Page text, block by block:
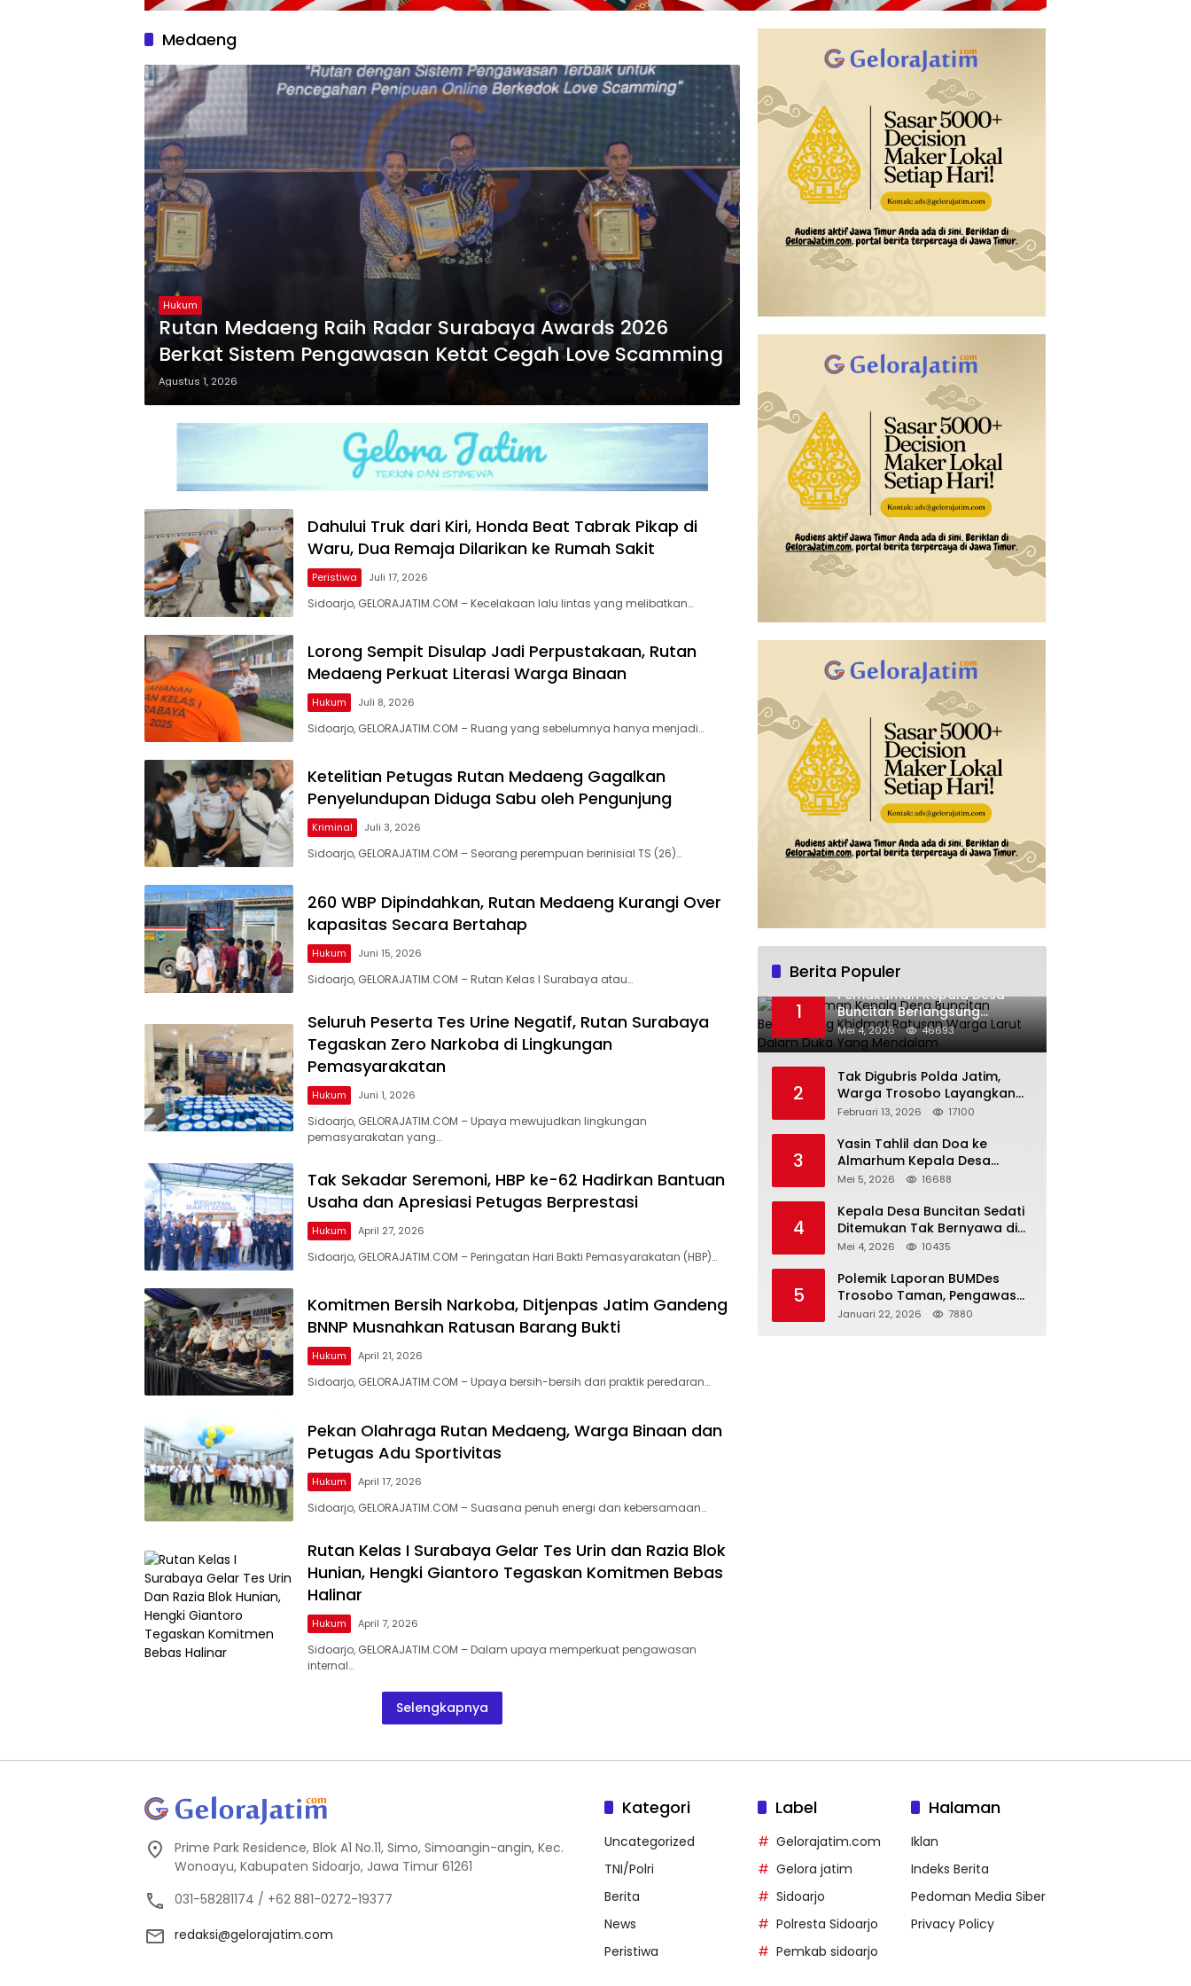
Medaeng
Hukum
Rutan Medaeng Raih Radar Surabaya Awards 2026
Berkat Sistem Pengawasan Ketat Cegah Love Scamming
Agustus 1, 2026
Dahului Truk dari Kiri, Honda Beat Tabrak Pikap di
Waru, Dua Remaja Dilarikan ke Rumah Sakit
Peristiwa Juli 17, 2026
Sidoarjo, GELORAJATIM.COM – Kecelakaan lalu lintas yang melibatkan…
Lorong Sempit Disulap Jadi Perpustakaan, Rutan
Medaeng Perkuat Literasi Warga Binaan
Hukum Juli 8, 2026
Sidoarjo, GELORAJATIM.COM – Ruang yang sebelumnya hanya menjadi…
Ketelitian Petugas Rutan Medaeng Gagalkan
Penyelundupan Diduga Sabu oleh Pengunjung
Kriminal Juli 3, 2026
Sidoarjo, GELORAJATIM.COM – Seorang perempuan berinisial TS (26)…
260 WBP Dipindahkan, Rutan Medaeng Kurangi Over
kapasitas Secara Bertahap
Hukum Juni 15, 2026
Sidoarjo, GELORAJATIM.COM – Rutan Kelas I Surabaya atau…
Seluruh Peserta Tes Urine Negatif, Rutan Surabaya
Tegaskan Zero Narkoba di Lingkungan
Pemasyarakatan
Hukum Juni 1, 2026
Sidoarjo, GELORAJATIM.COM – Upaya mewujudkan lingkungan
pemasyarakatan yang…
Tak Sekadar Seremoni, HBP ke-62 Hadirkan Bantuan
Usaha dan Apresiasi Petugas Berprestasi
Hukum April 27, 2026
Sidoarjo, GELORAJATIM.COM – Peringatan Hari Bakti Pemasyarakatan (HBP)…
Komitmen Bersih Narkoba, Ditjenpas Jatim Gandeng
BNNP Musnahkan Ratusan Barang Bukti
Hukum April 21, 2026
Sidoarjo, GELORAJATIM.COM – Upaya bersih-bersih dari praktik peredaran…
Pekan Olahraga Rutan Medaeng, Warga Binaan dan
Petugas Adu Sportivitas
Hukum April 17, 2026
Sidoarjo, GELORAJATIM.COM – Suasana penuh energi dan kebersamaan…
Rutan Kelas I Surabaya Gelar Tes Urin dan Razia Blok
Hunian, Hengki Giantoro Tegaskan Komitmen Bebas
Halinar
Hukum April 7, 2026
Sidoarjo, GELORAJATIM.COM – Dalam upaya memperkuat pengawasan
internal…
Selengkapnya
Berita Populer
1
Pemakaman Kepala Desa
Buncitan Berlangsung
Khidmat,Ratusan Warga Larut
Dalam Duka Yang Mendalam
Mei 4, 2026 46693
2
Tak Digubris Polda Jatim,
Warga Trosobo Layangkan
Dumas Dugaan Korupsi
Kapolri
Februari 13, 2026 17100
3
Yasin Tahlil dan Doa ke
Almarhum Kepala Desa
Buncitan Digelar Dua Lokasi
Mei 5, 2026 16688
4
Kepala Desa Buncitan Sedati
Ditemukan Tak Bernyawa di
Ruang Kerja, Dugaan Bunuh
Mei 4, 2026 10435
5
Polemik Laporan BUMDes
Trosobo Taman, Pengawas
Walk Out dan Sebut
Januari 22, 2026 7880
Prime Park Residence, Blok A1 No.11, Simo, Simoangin-angin, Kec.
Wonoayu, Kabupaten Sidoarjo, Jawa Timur 61261
031-58281174 / +62 881-0272-19377
redaksi@gelorajatim.com
Kategori
Uncategorized
TNI/Polri
Berita
News
Peristiwa
Label
Gelorajatim.com
Gelora jatim
Sidoarjo
Polresta Sidoarjo
Pemkab sidoarjo
Halaman
Iklan
Indeks Berita
Pedoman Media Siber
Privacy Policy